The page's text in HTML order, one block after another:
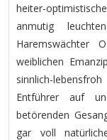
heiter-
anmutig
weiblichen
sinnlich-
Entführer auf
betörenden
gar voll